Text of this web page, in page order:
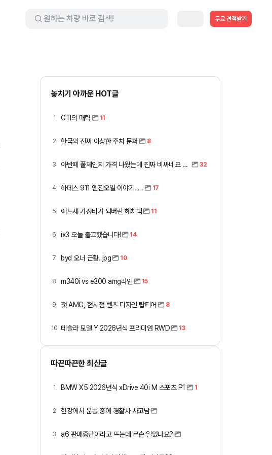
무료 견적받기
놓치기 아까운 HOT글
1 GTI의 매력 11
2 한국의 진짜 이상한 주차 문화 8
3 아반떼 풀체인지 가격 나왔는데 진짜 비싸네요 ㅎㅎ 32
4 하데스 911 엔진오일 이야기. . . 17
5 어느새 가성비가 되버린 해치백 11
6 ix3 오늘 출고했습니다! 14
7 byd 오너 근황. jpg 10
8 m340i vs e300 amg라인 15
9 첫 AMG, 현시점 벤츠 디자인 탑티어 8
10 테슬라 모델 Y 2026년식 프리미엄 RWD 13
따끈따끈한 최신글
1 BMW X5 2026년식 xDrive 40i M 스포츠 P1 1
2 한강에서 운동 중에 경찰차 사고남
3 a6 판매중단이라고 뜨는데 무슨 일있나요?